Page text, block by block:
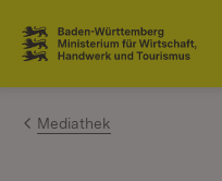
Zum Inhalt springen
Link zur Startseite
Mediathek